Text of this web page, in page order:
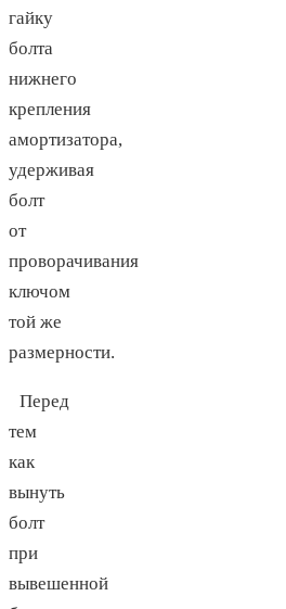
гайку
болта
нижнего
крепления
амортизатора,
удерживая
болт
от
проворачивания
ключом
той же
размерности.
Перед
тем
как
вынуть
болт
при
вывешенной